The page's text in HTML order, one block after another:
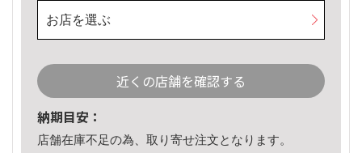
お店を選ぶ
近くの店舗を確認する
納期目安：
店舗在庫不足の為、取り寄せ注文となります。